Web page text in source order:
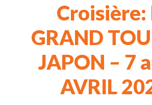
Croisière:
GRAND
JAPON – 7
AVRIL